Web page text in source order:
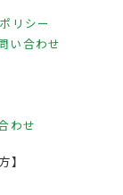
リシー
い合わせ
わせ
】